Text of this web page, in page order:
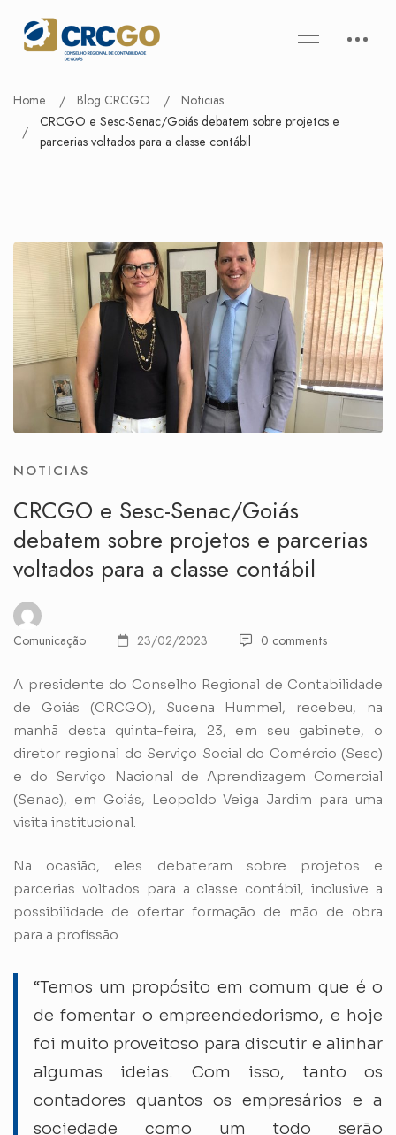
Home Blog CRCGO
Noticias
CRCGO e Sesc-Senac/Goiás debatem sobre projetos e
parcerias voltados para a classe contábil
NOTICIAS
CRCGO e Sesc-Senac/Goiás
debatem sobre projetos e parcerias
voltados para a classe contábil
Comunicação 23/02/2023 0 comments
A presidente do Conselho Regional de Contabilidade
de Goiás (CRCGO), Sucena Hummel, recebeu, na
manhã desta quinta-feira, 23, em seu gabinete, o
diretor regional do Serviço Social do Comércio (Sesc)
e do Serviço Nacional de Aprendizagem Comercial
(Senac), em Goiás, Leopoldo Veiga Jardim para uma
visita institucional.
Na ocasião, eles debateram sobre projetos e
parcerias voltados para a classe contábil, inclusive a
possibilidade de ofertar formação de mão de obra
para a profissão.
“Temos um propósito em comum que é o
de fomentar o empreendedorismo, e hoje
foi muito proveitoso para discutir e alinhar
algumas ideias. Com isso, tanto os
contadores quantos os empresários e a
sociedade como um todo serão